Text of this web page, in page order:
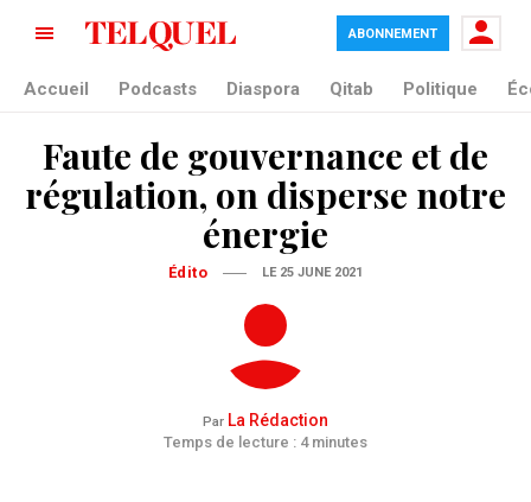
ABONNEMENT
Accueil Podcasts Diaspora Qitab Politique
Faute de gouvernance et de
régulation, on disperse notre
énergie
Édito LE 25 JUNE 2021
Par La Rédaction
Temps de lecture : 4 minutes